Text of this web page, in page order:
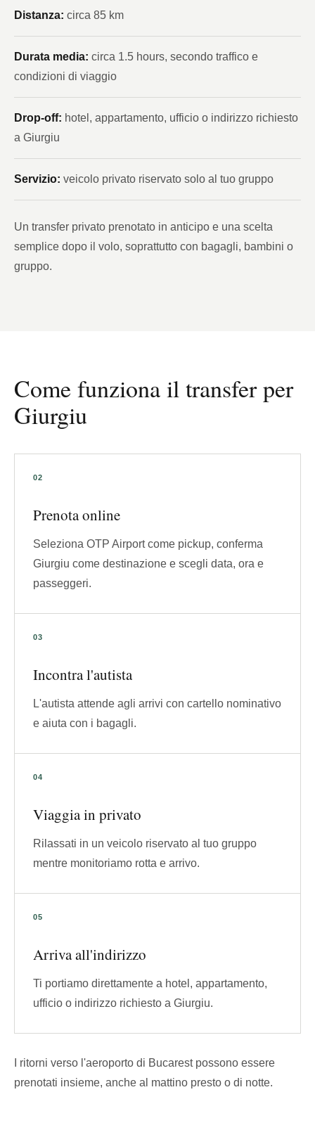
Distanza: circa 85 km
Durata media: circa 1.5 hours, secondo traffico e
condizioni di viaggio
Drop-off: hotel, appartamento, ufficio o indirizzo richiesto
a Giurgiu
Servizio: veicolo privato riservato solo al tuo gruppo
Un transfer privato prenotato in anticipo e una scelta
semplice dopo il volo, soprattutto con bagagli, bambini o
gruppo.
Come funziona il transfer per
Giurgiu
Prenota online
Seleziona OTP Airport come pickup, conferma
Giurgiu come destinazione e scegli data, ora e
passeggeri.
Incontra l'autista
L'autista attende agli arrivi con cartello nominativo
e aiuta con i bagagli.
Viaggia in privato
Rilassati in un veicolo riservato al tuo gruppo
mentre monitoriamo rotta e arrivo.
Arriva all'indirizzo
Ti portiamo direttamente a hotel, appartamento,
ufficio o indirizzo richiesto a Giurgiu.
I ritorni verso l'aeroporto di Bucarest possono essere
prenotati insieme, anche al mattino presto o di notte.